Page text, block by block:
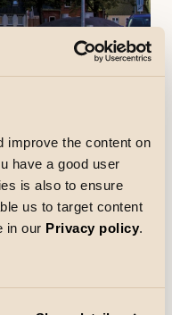
improve the content on
have a good user
is also to ensure
us to target content
in our Privacy policy.
Funen. Het nieuwe
aan de Bredgade, is
te
culturele